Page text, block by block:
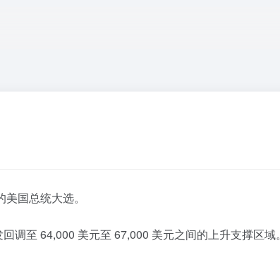
国总统大选。
调至 64,000 美元至 67,000 美元之间的上升支撑区域。